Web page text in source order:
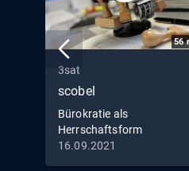
56
3sat
scobel
Bürokratie als
Herrschaftsform
16.09.2021